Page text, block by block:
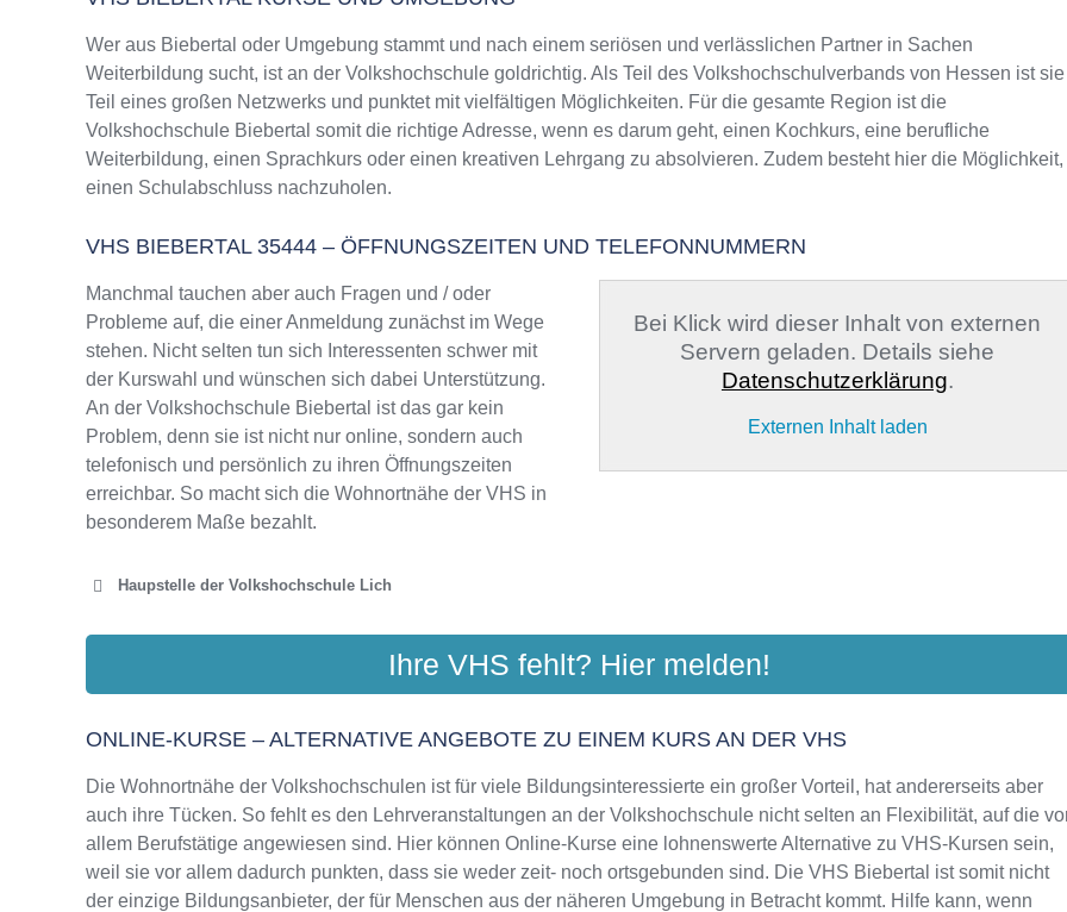
Wer aus Biebertal oder Umgebung stammt und nach einem seriösen und verlässlichen Partner in Sachen
Weiterbildung sucht, ist an der Volkshochschule goldrichtig. Als Teil des Volkshochschulverbands von Hessen ist sie
Teil eines großen Netzwerks und punktet mit vielfältigen Möglichkeiten. Für die gesamte Region ist die
Volkshochschule Biebertal somit die richtige Adresse, wenn es darum geht, einen Kochkurs, eine berufliche
Weiterbildung, einen Sprachkurs oder einen kreativen Lehrgang zu absolvieren. Zudem besteht hier die Möglichkeit,
einen Schulabschluss nachzuholen.
VHS BIEBERTAL 35444 – ÖFFNUNGSZEITEN UND TELEFONNUMMERN
Manchmal tauchen aber auch Fragen und / oder
Probleme auf, die einer Anmeldung zunächst im Wege
stehen. Nicht selten tun sich Interessenten schwer mit
der Kurswahl und wünschen sich dabei Unterstützung.
An der Volkshochschule Biebertal ist das gar kein
Problem, denn sie ist nicht nur online, sondern auch
telefonisch und persönlich zu ihren Öffnungszeiten
erreichbar. So macht sich die Wohnortnähe der VHS in
besonderem Maße bezahlt.
Bei Klick wird dieser Inhalt von externen
Servern geladen. Details siehe
Datenschutzerklärung.
Externen Inhalt laden
Haupstelle der Volkshochschule Lich
VOLKSHOCHSCHULE LANDKREIS GIESSEN
Ihre VHS fehlt? Hier melden!
ONLINE-KURSE – ALTERNATIVE ANGEBOTE ZU EINEM KURS AN DER VHS
Die Wohnortnähe der Volkshochschulen ist für viele Bildungsinteressierte ein großer Vorteil, hat andererseits aber
auch ihre Tücken. So fehlt es den Lehrveranstaltungen an der Volkshochschule nicht selten an Flexibilität, auf die
allem Berufstätige angewiesen sind. Hier können Online-Kurse eine lohnenswerte Alternative zu VHS-Kursen sein,
weil sie vor allem dadurch punkten, dass sie weder zeit- noch ortsgebunden sind. Die VHS Biebertal ist somit nicht
der einzige Bildungsanbieter, der für Menschen aus der näheren Umgebung in Betracht kommt. Hilfe kann, wenn